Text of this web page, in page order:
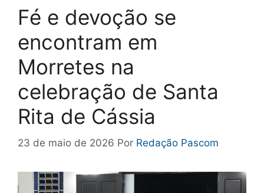
Fé e devoção se
encontram em
Morretes na
celebração de Santa
Rita de Cássia
23 de maio de 2026 Por Redação Pascom